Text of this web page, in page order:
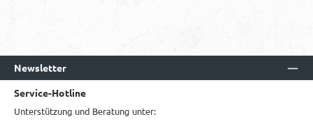
Newsletter
Service-Hotline
Unterstützung und Beratung unter: